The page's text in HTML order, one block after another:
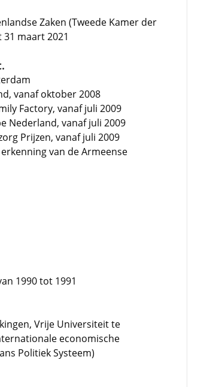
Zaken (Tweede Kamer der
maart 2021
vanaf oktober 2008
Factory, vanaf juli 2009
Nederland, vanaf juli 2009
Prijzen, vanaf juli 2009
van de Armeense
1990 tot 1991
Vrije Universiteit te
economische
Politiek Systeem)